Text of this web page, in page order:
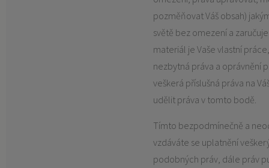
pozměňovat Váš obsah)
světě bez omezení a
materiál je Vaše vlastní
nezbytná práva a oprávnění
veškerá příslušná práva na
udělit práva v tomto bodě.
Tímto bezpodmínečně a
vzdáváte se uplatnění
podobných práv, dále práv